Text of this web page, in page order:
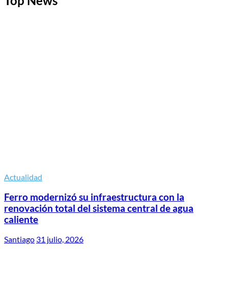
Actualidad
Ferro modernizó su infraestructura con la
renovación total del sistema central de agua
caliente
Santiago 31 julio, 2026